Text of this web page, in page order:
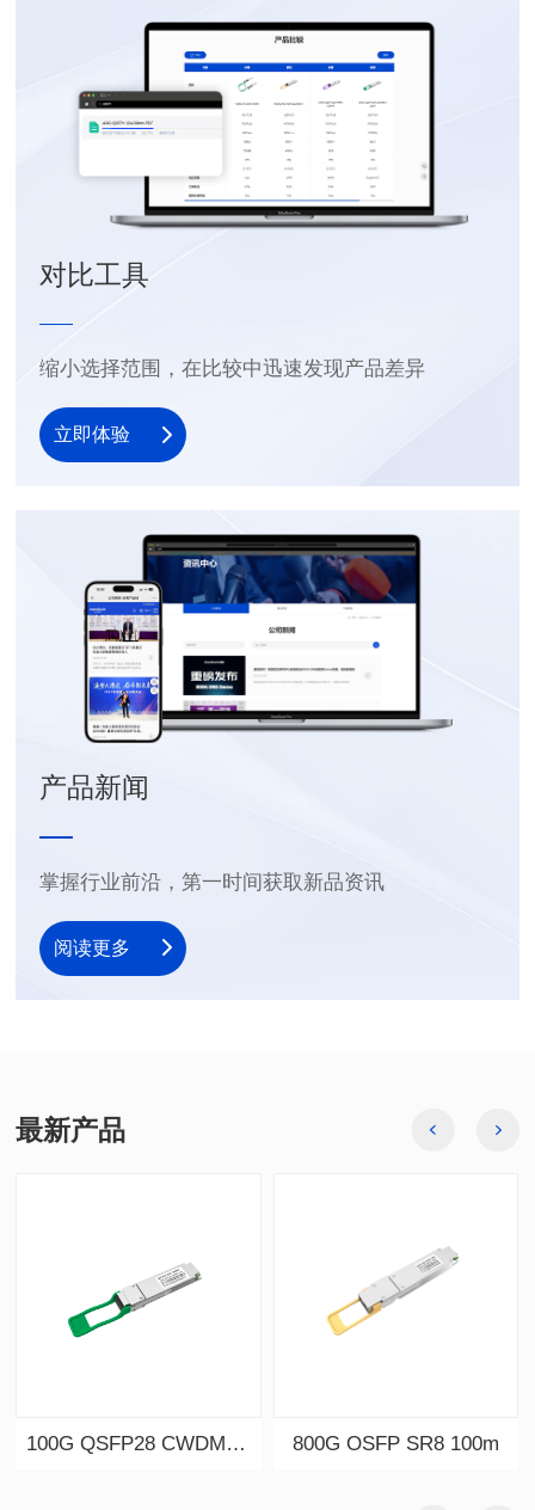
对比工具
缩小选择范围，在比较中迅速发现产品差异
立即体验
产品新闻
掌握行业前沿，第一时间获取新品资讯
阅读更多
最新产品
100G QSFP28 CWDM4 2km 800G OSFP SR8 100m